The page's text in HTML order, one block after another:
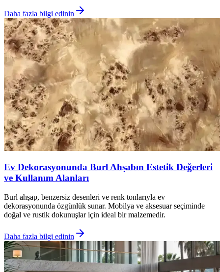
Daha fazla bilgi edinin
Ev Dekorasyonunda Burl Ahşabın Estetik Değerleri
ve Kullanım Alanları
Burl ahşap, benzersiz desenleri ve renk tonlarıyla ev
dekorasyonunda özgünlük sunar. Mobilya ve aksesuar seçiminde
doğal ve rustik dokunuşlar için ideal bir malzemedir.
Daha fazla bilgi edinin